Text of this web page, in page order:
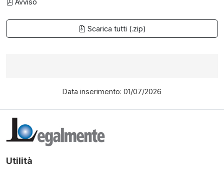
Avviso
Scarica tutti (.zip)
Data inserimento: 01/07/2026
Utilità